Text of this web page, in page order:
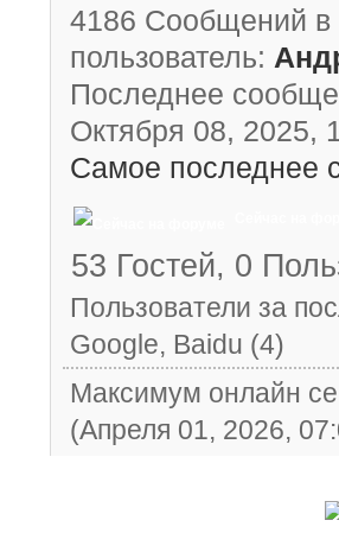
4186 Сообщений в
пользователь:
Последнее
Октября 08, 2025,
Самое последнее
53 Гостей, 0
Пользователи за
Google, Baidu (4)
Максимум онлайн
(Апреля 01, 2026,